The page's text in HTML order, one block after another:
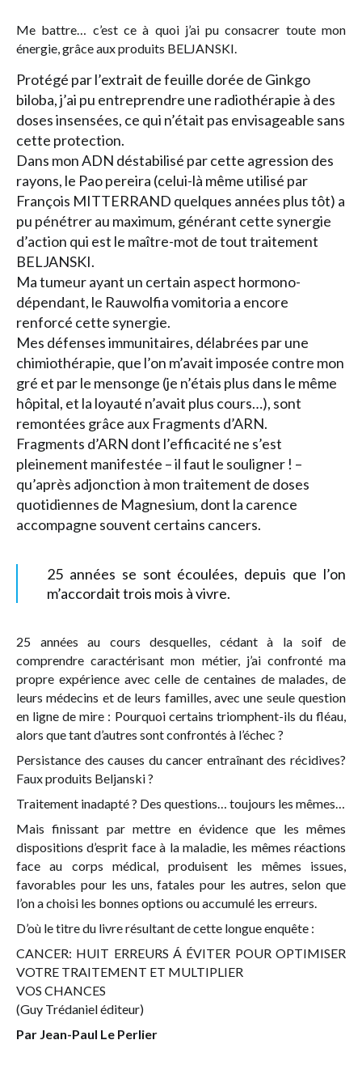
Me battre… c’est ce à quoi j’ai pu consacrer toute mon
énergie, grâce aux produits BELJANSKI.
Protégé par l’extrait de feuille dorée de Ginkgo
biloba, j’ai pu entreprendre une radiothérapie à des
doses insensées, ce qui n’était pas envisageable sans
cette protection.
Dans mon ADN déstabilisé par cette agression des
rayons, le Pao pereira (celui-là même utilisé par
François MITTERRAND quelques années plus tôt) a
pu pénétrer au maximum, générant cette synergie
d’action qui est le maître-mot de tout traitement
BELJANSKI.
Ma tumeur ayant un certain aspect hormono-
dépendant, le Rauwolfia vomitoria a encore
renforcé cette synergie.
Mes défenses immunitaires, délabrées par une
chimiothérapie, que l’on m’avait imposée contre mon
gré et par le mensonge (je n’étais plus dans le même
hôpital, et la loyauté n’avait plus cours…), sont
remontées grâce aux Fragments d’ARN.
Fragments d’ARN dont l’efficacité ne s’est
pleinement manifestée – il faut le souligner ! –
qu’après adjonction à mon traitement de doses
quotidiennes de Magnesium, dont la carence
accompagne souvent certains cancers.
25 années se sont écoulées, depuis que l’on
m’accordait trois mois à vivre.
25 années au cours desquelles, cédant à la soif de
comprendre caractérisant mon métier, j’ai confronté ma
propre expérience avec celle de centaines de malades, de
leurs médecins et de leurs familles, avec une seule question
en ligne de mire : Pourquoi certains triomphent-ils du fléau,
alors que tant d’autres sont confrontés à l’échec ?
Persistance des causes du cancer entraînant des récidives?
Faux produits Beljanski ?
Traitement inadapté ? Des questions… toujours les mêmes…
Mais finissant par mettre en évidence que les mêmes
dispositions d’esprit face à la maladie, les mêmes réactions
face au corps médical, produisent les mêmes issues,
favorables pour les uns, fatales pour les autres, selon que
l’on a choisi les bonnes options ou accumulé les erreurs.
D’où le titre du livre résultant de cette longue enquête :
CANCER: HUIT ERREURS Á ÉVITER POUR OPTIMISER
VOTRE TRAITEMENT ET MULTIPLIER
VOS CHANCES
(Guy Trédaniel éditeur)
Par Jean-Paul Le Perlier